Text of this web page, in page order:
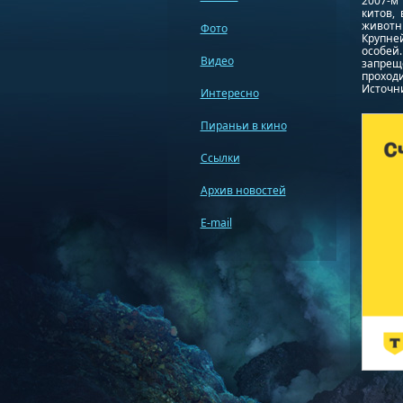
Фото
Видео
Интересно
Пираньи в кино
Ссылки
Архив новостей
E-mail